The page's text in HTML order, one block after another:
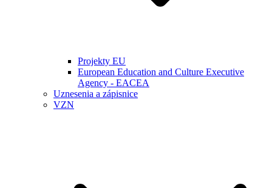
Projekty EU
European Education and Culture Executive
Agency - EACEA
Uznesenia a zápisnice
VZN